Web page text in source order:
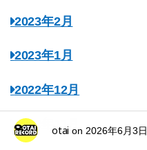
2023年2月
2023年1月
2022年12月
2022年11月
otai on 2026年6月3日